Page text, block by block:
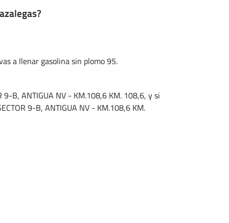
a llenar gasolina sin plomo 95.
9-B, ANTIGUA NV - KM.108,6 KM. 108,6, y si
9-B, ANTIGUA NV - KM.108,6 KM.